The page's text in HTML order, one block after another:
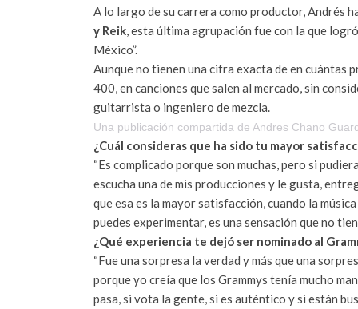
A lo largo de su carrera como productor, Andrés
y Reik, esta última agrupación fue con la que
México”.
Aunque no tienen una cifra exacta de en cuántas
400, en canciones que salen al mercado, sin
guitarrista o ingeniero de mezcla.
Una publicación compartida de Andres Chano
¿Cuál consideras que ha sido tu mayor
“Es complicado porque son muchas, pero si
escucha una de mis producciones y le gusta,
que esa es la mayor satisfacción, cuando la
puedes experimentar, es una sensación que no
¿Qué experiencia te dejó ser nominado al
“Fue una sorpresa la verdad y más que una
porque yo creía que los Grammys tenía mucho
pasa, si vota la gente, si es auténtico y si están